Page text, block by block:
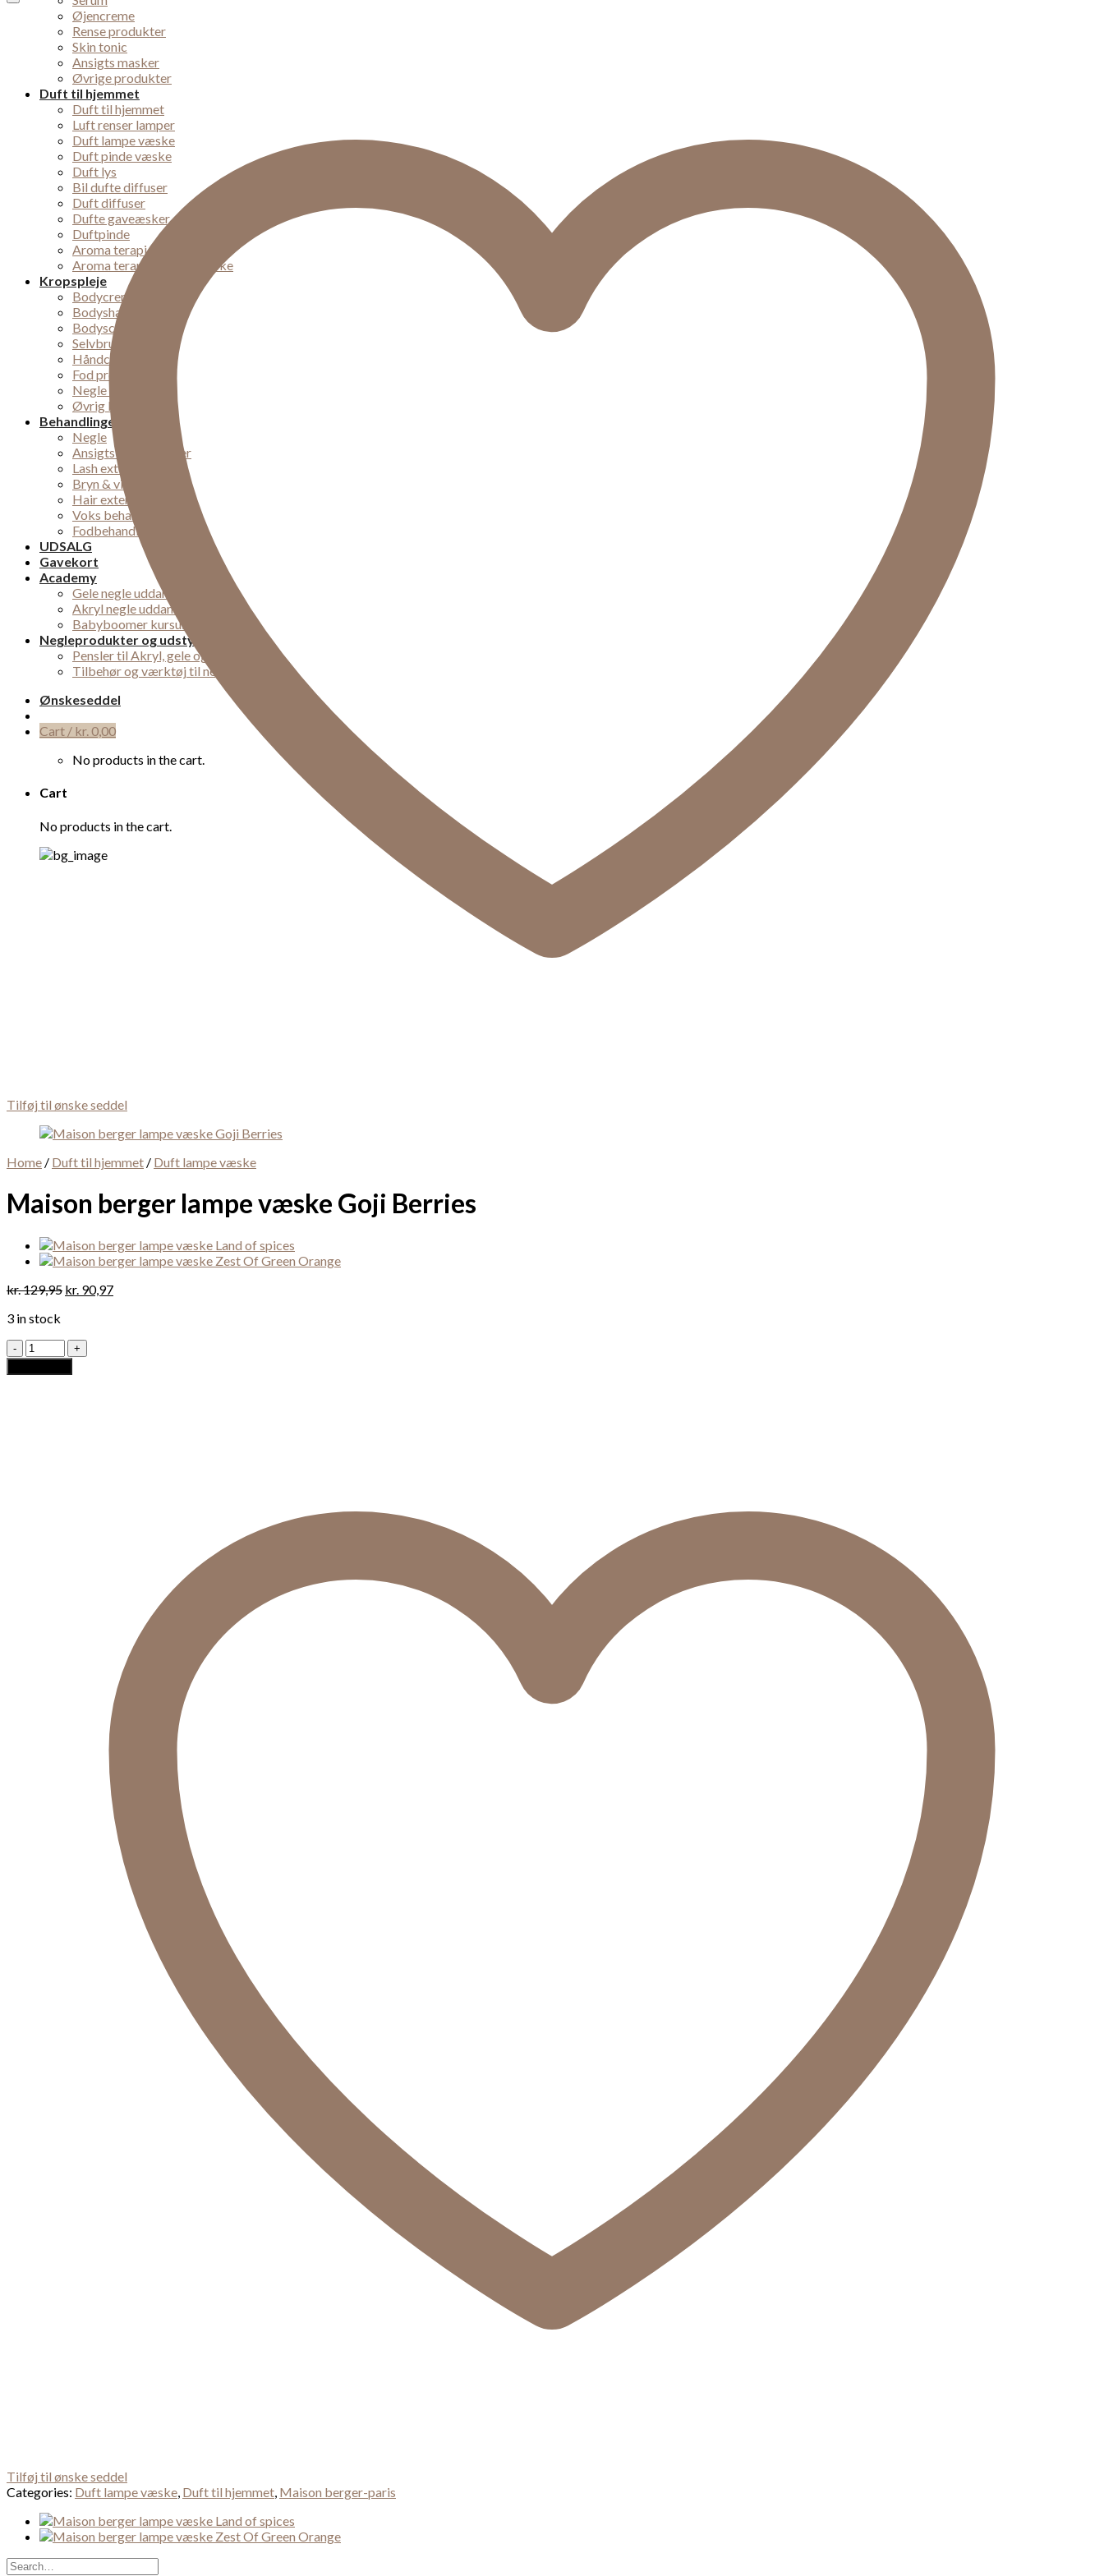
Øjencreme
Rense produkter
Skin tonic
Ansigts masker
Øvrige produkter
Duft til hjemmet
Duft til hjemmet
Luft renser lamper
Duft lampe væske
Duft pinde væske
Duft lys
Bil dufte diffuser
Duft diffuser
Dufte gaveæsker
Duftpinde
Aroma terapi lampe
Aroma terapi diffuser væske
Kropspleje
Bodycremer
Bodyshampoo
Bodyscrub
Selvbruner
Håndcremer
Fod produkter
Negle pleje
Øvrig kropspleje
Behandlinger
Negle
Ansigts behandlinger
Lash extensions
Bryn & vipper
Hair extensions
Voks behandling
Fodbehandlinger
UDSALG
Gavekort
Academy
Gele negle uddannelse
Akryl negle uddannelse
Babyboomer kursus midtjylland
Negleprodukter og udstyr
Pensler til Akryl, gele og nail-art
Tilbehør og værktøj til negle
Ønskeseddel
Cart / kr.0,00
No products in the cart.
Cart
No products in the cart.
Tilføj til ønske seddel
Home / Duft til hjemmet / Duft lampe væske
Maison berger lampe væske Goji Berries
kr.129,95 kr. 90,97
3 in stock
Maison
berger
lampe
Tilføj til ønske seddel
Categories: Duft lampe væske, Duft til hjemmet, Maison berger-paris
Search